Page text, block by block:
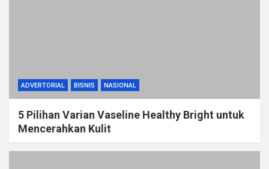
ADVERTORIAL BISNIS NASIONAL
5 Pilihan Varian Vaseline Healthy Bright untuk
Mencerahkan Kulit